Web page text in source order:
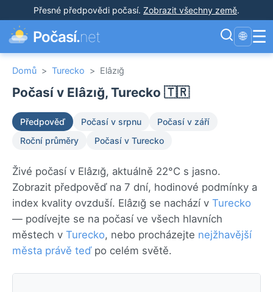
Přesné předpovědi počasí. Zobrazit všechny země.
Počasí.net 🌐 ☰
Domů > Turecko > Elâzığ
Počasí v Elâzığ, Turecko 🇹🇷
Předpověď Počasí v srpnu
Počasí v září
Roční průměry
Počasí v Turecko
Živé počasí v Elâzığ, aktuálně 22°C s jasno.
Zobrazit předpověď na 7 dní, hodinové podmínky a
index kvality ovzduší. Elâzığ se nachází v Turecko
— podívejte se na počasí ve všech hlavních
městech v Turecko, nebo procházejte nejžhavější
města právě teďpo celém světě.